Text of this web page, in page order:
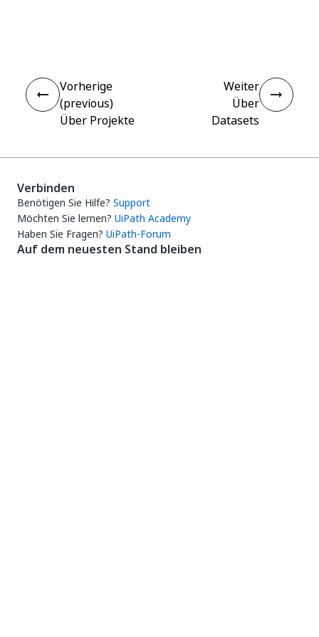
Vorherige
(previous)
Über Projekte
Weiter
Über
Datasets
Verbinden
Benötigen Sie Hilfe? Support
Möchten Sie lernen? UiPath Academy
Haben Sie Fragen? UiPath-Forum
Auf dem neuesten Stand bleiben